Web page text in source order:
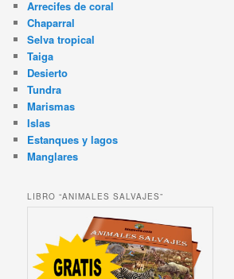
Arrecifes de coral
Chaparral
Selva tropical
Taiga
Desierto
Tundra
Marismas
Islas
Estanques y lagos
Manglares
LIBRO “ANIMALES SALVAJES”